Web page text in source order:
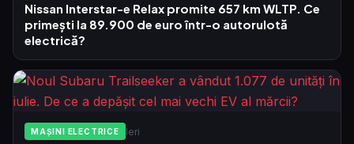
Nissan Interstar-e Relax promite 657 km WLTP. Ce
primești la 89.900 de euro într-o autorulotă
electrică?
MAȘINI ELECTRICE Ieri